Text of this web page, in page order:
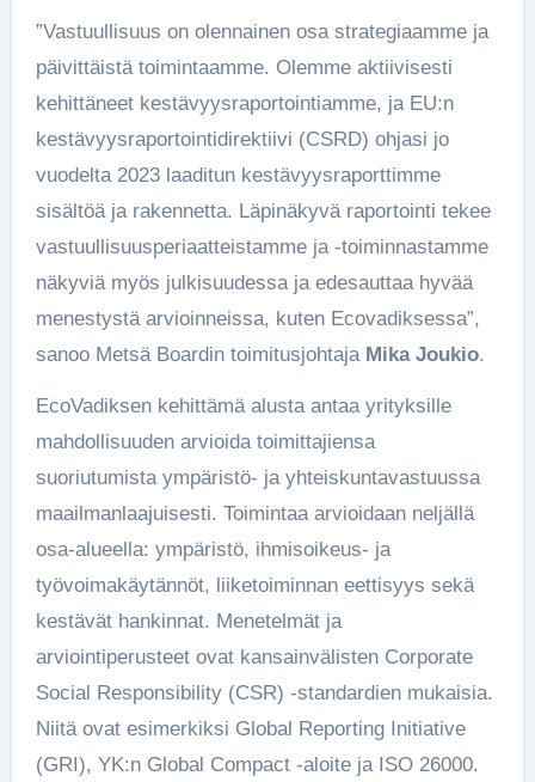
”Vastuullisuus on olennainen osa strategiaamme ja
päivittäistä toimintaamme. Olemme aktiivisesti
kehittäneet kestävyysraportointiamme, ja EU:n
kestävyysraportointidirektiivi (CSRD) ohjasi jo
vuodelta 2023 laaditun kestävyysraporttimme
sisältöä ja rakennetta. Läpinäkyvä raportointi tekee
vastuullisuusperiaatteistamme ja -toiminnastamme
näkyviä myös julkisuudessa ja edesauttaa hyvää
menestystä arvioinneissa, kuten Ecovadiksessa”,
sanoo Metsä Boardin toimitusjohtaja Mika Joukio.
EcoVadiksen kehittämä alusta antaa yrityksille
mahdollisuuden arvioida toimittajiensa
suoriutumista ympäristö- ja yhteiskuntavastuussa
maailmanlaajuisesti. Toimintaa arvioidaan neljällä
osa-alueella: ympäristö, ihmisoikeus- ja
työvoimakäytännöt, liiketoiminnan eettisyys sekä
kestävät hankinnat. Menetelmät ja
arviointiperusteet ovat kansainvälisten Corporate
Social Responsibility (CSR) -standardien mukaisia.
Niitä ovat esimerkiksi Global Reporting Initiative
(GRI), YK:n Global Compact -aloite ja ISO 26000.